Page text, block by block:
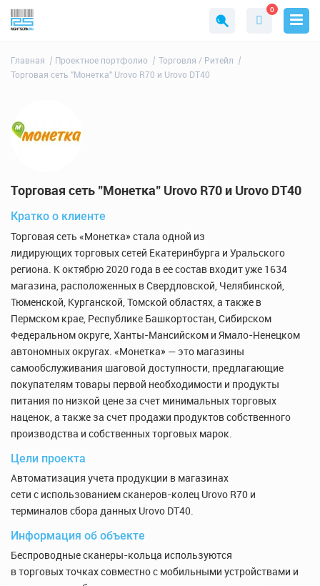
0
Главная Проектное портфолио
Торговля / Ритейл
Торговая сеть "Монетка" Urovo R70 и Urovo DT40
Торговая сеть "Монетка" Urovo R70 и Urovo DT40
Кратко о клиенте
Торговая сеть «Монетка» стала одной из
лидирующих торговых сетей Екатеринбурга и Уральского
региона. К октябрю 2020 года в ее состав входит уже 1634
магазина, расположенных в Свердловской, Челябинской,
Тюменской, Курганской, Томской областях, а также в
Пермском крае, Республике Башкортостан, Сибирском
Федеральном округе, Ханты-Мансийском и Ямало-Ненецком
автономных округах. «Монетка» — это магазины
самообслуживания шаговой доступности, предлагающие
покупателям товары первой необходимости и продукты
питания по низкой цене за счет минимальных торговых
наценок, а также за счет продажи продуктов собственного
производства и собственных торговых марок.
Цели проекта
Автоматизация учета продукции в магазинах
сети с использованием сканеров-колец Urovo R70 и
терминалов сбора данных Urovo DT40.
Информация об объекте
Беспроводные сканеры-кольца используются
в торговых точках совместно с мобильными устройствами и